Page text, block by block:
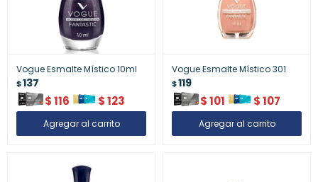
Vogue Esmalte Místico 10ml
$137
$116 $123
Vogue Esmalte Místico 301
$119
$101 $107